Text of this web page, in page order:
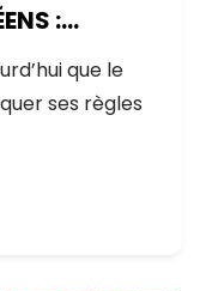
:
que le
ses règles